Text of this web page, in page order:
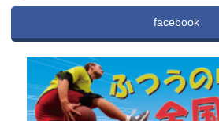
facebook